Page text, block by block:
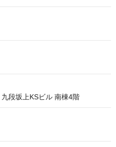
段坂上KSビル 南棟4階